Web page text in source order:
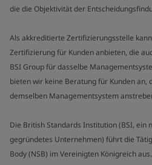
die die Objektivität der
Als akkreditierte Zertifizierungsstelle
Zertifizierung für Kunden anbieten, die
BSI Group für dasselbe
bieten wir keine Beratung für Kunden an,
demselben Managementsystem
Die British Standards Institution (BSI, ein
gegründetes Unternehmen) führt die
Body (NSB) im Vereinigten Königreich